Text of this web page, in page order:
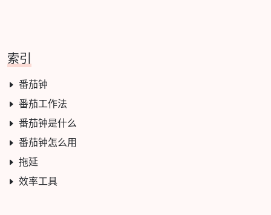
索引
番茄钟
番茄工作法
番茄钟是什么
番茄钟怎么用
拖延
效率工具